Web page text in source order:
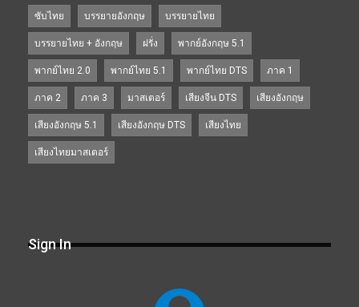
ซับไทย บรรยายอังกฤษ บรรยายไทย
บรรยายไทย + อังกฤษ ฝรั่ง พากย์อังกฤษ 5.1
พากย์ไทย 2.0 พากย์ไทย 5.1 พากย์ไทย DTS ภาค 1
ภาค 2 ภาค 3 มาสเตอร์ เสียงจีน DTS เสียงอังกฤษ
เสียงอังกฤษ 5.1 เสียงอังกฤษ DTS เสียงไทย
เสียงไทยมาสเตอร์
Sign In